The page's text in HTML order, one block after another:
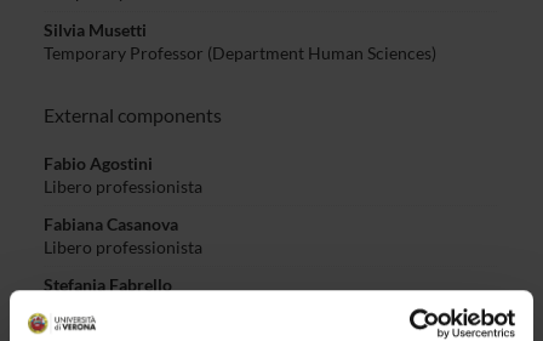
Silvia Musetti
Temporary Professor (Department Human Sciences)
External components
Fabio Agostini
Libero professionista
Fabiana Casanova
Libero professionista
Stefania Fabrello